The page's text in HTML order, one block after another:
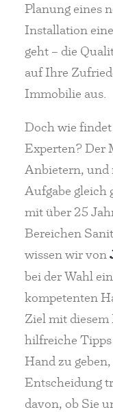
Planung eines
Installation
geht – die
auf Ihre
Immobilie aus.
Doch wie
Experten? Der
Anbietern, und
Aufgabe gleich
mit über 25
Bereichen
wissen wir von
bei der Wahl
kompetenten
Ziel mit diesem
hilfreiche
Hand zu
Entscheidung
davon, ob Sie